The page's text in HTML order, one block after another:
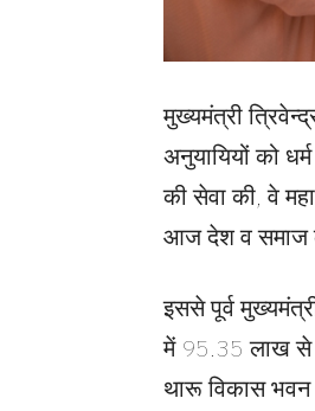
मुख्यमंत्री
अनुयायियों को
की सेवा की, वे
आज देश व समाज
इससे पूर्व
में 95.35 लाख से
थारू विकास भवन